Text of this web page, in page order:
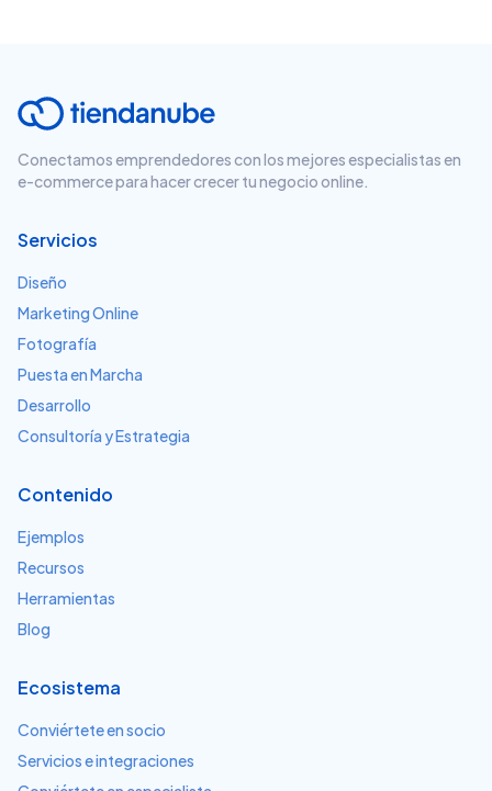
Conectamos emprendedores con los mejores especialistas en
e-commerce para hacer crecer tu negocio online.
Servicios
Diseño
Marketing Online
Fotografía
Puesta en Marcha
Desarrollo
Consultoría y Estrategia
Contenido
Ejemplos
Recursos
Herramientas
Blog
Ecosistema
Conviértete en socio
Servicios e integraciones